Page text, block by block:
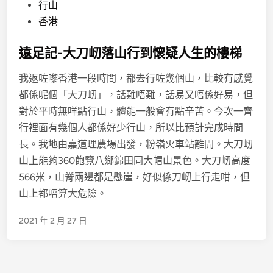
t
e
d
i
n
行山
香港
遠足記-大刀屻落山行到懷疑人生的樓梯
我返咗嚟香港一段時間，都去行咗幾個山，比較有感覺
都係呢個「大刀屻」，話難唔難，話易又唔係好易，但
對於平時無咩點行山，體能一般會有點辛苦。今次一齊
行裡面有幾個人都係好少行山，所以比預計完成時間
長。我地由嘉道理農場出發，粉嶺火車站離開。大刀屻
山上能夠360飽覽八鄉錦田同大帽山景色。大刀屻高度
566米，山脊兩邊都是懸崖，好似係刀屻上行走咁，但
山上都唔算大危險。
2021 年 2 月 27 日